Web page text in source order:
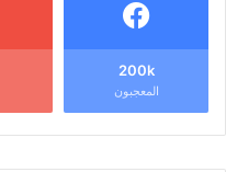
200k
المعجبون